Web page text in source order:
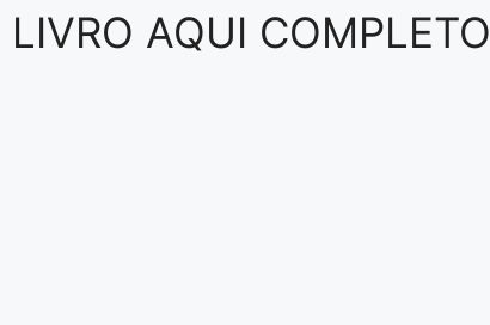
LIVRO AQUI COMPLETO